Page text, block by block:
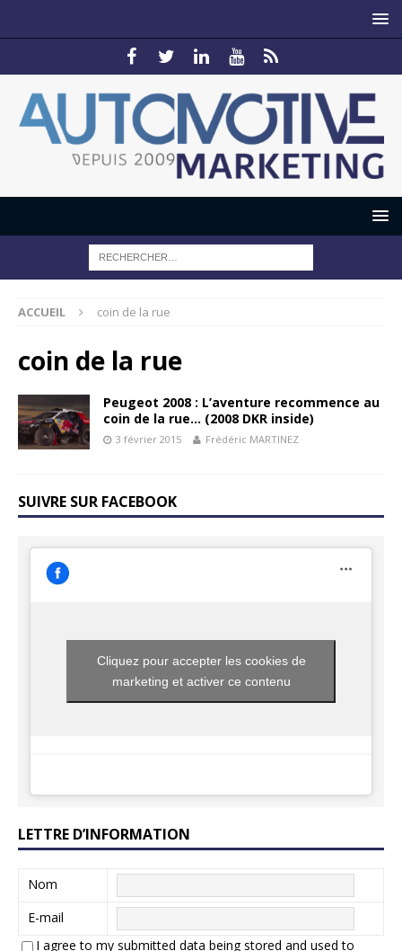
ACCUEIL coin de la rue
coin de la rue
Peugeot 2008 : L’aventure recommence au
coin de la rue… (2008 DKR inside)
3 février 2015 Frédéric MARTINEZ
SUIVRE SUR FACEBOOK
Cliquez pour accepter les cookies de
marketing et activer ce contenu
LETTRE D’INFORMATION
Nom
E-mail
I agree to my submitted data being stored and used to